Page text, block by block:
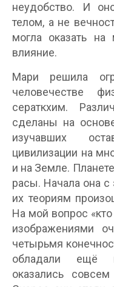
неудобство. И
телом, а не
могла оказать на
влияние.
Мари решила
человечестве
сераткхим.
сделаны на
изучавших
цивилизации на
и на Земле.
расы. Начала она
их теориям
На мой вопрос
изображениями
четырьмя
обладали ещё
оказались